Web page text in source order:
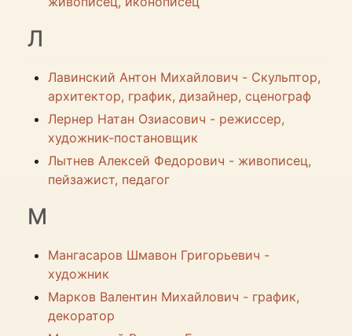
Л
Лавинский Антон Михайлович - Скульптор,
архитектор, график, дизайнер, сценограф
Лернер Натан Озиасович - режиссер,
художник-постановщик
Лытнев Алексей Федорович - живописец,
пейзажист, педагог
М
Мангасаров Шмавон Григорьевич -
художник
Марков Валентин Михайлович - график,
декоратор